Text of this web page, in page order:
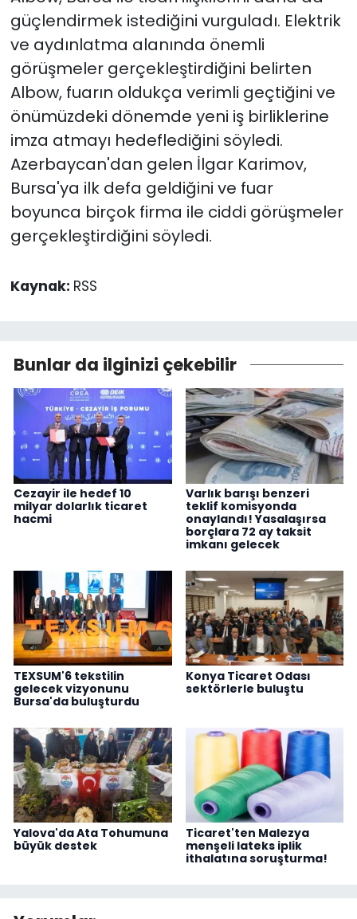
güçlendirmek istediğini vurguladı. Elektrik
ve aydınlatma alanında önemli
görüşmeler gerçekleştirdiğini belirten
Albow, fuarın oldukça verimli geçtiğini ve
önümüzdeki dönemde yeni iş birliklerine
imza atmayı hedeflediğini söyledi.
Azerbaycan'dan gelen İlgar Karimov,
Bursa'ya ilk defa geldiğini ve fuar
boyunca birçok firma ile ciddi görüşmeler
gerçekleştirdiğini söyledi.
Kaynak: RSS
Bunlar da ilginizi çekebilir
Cezayir ile hedef 10
milyar dolarlık ticaret
hacmi
Varlık barışı benzeri
teklif komisyonda
onaylandı! Yasalaşırsa
borçlara 72 ay taksit
imkanı gelecek
TEXSUM'6 tekstilin
gelecek vizyonunu
Bursa'da buluşturdu
Konya Ticaret Odası
sektörlerle buluştu
Yalova'da Ata Tohumuna
büyük destek
Ticaret'ten Malezya
menşeli lateks iplik
ithalatına soruşturma!